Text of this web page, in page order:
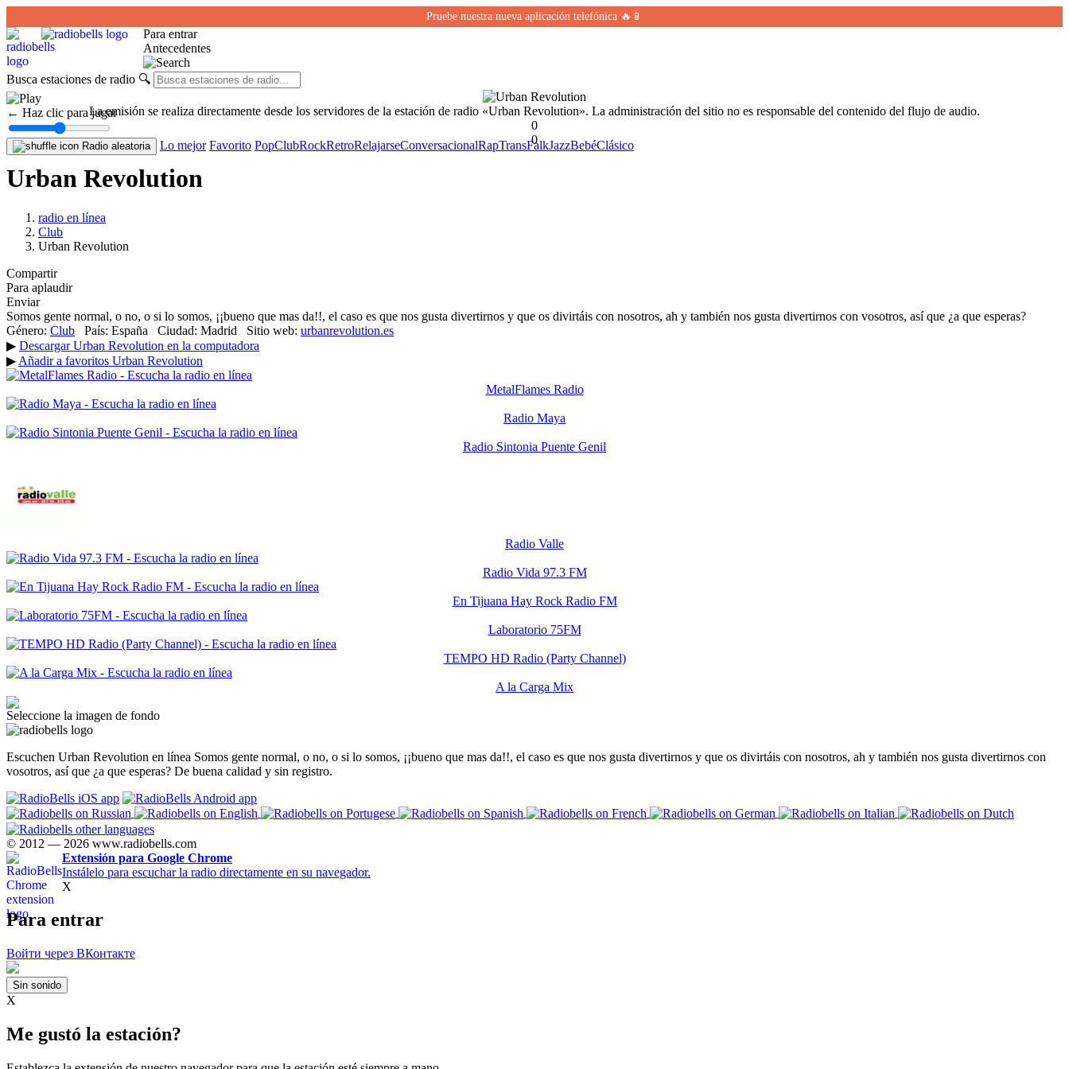
Pruebe nuestra nueva aplicación telefónica 🔥📱
Para entrar
Antecedentes
Busca estaciones de radio 🔍
← Haz clic para jugar
Radio aleatoria Lo mejor Favorito PopClubRockRetroRelajarseConversacionalRapTransFalkJazzBebéClásico
La emisión se realiza directamente desde los servidores de la estación de radio «Urban Revolution». La administración del sitio no es responsable del contenido del flujo de audio.
0
0
Urban Revolution
radio en línea
Club
Urban Revolution
Compartir
Para aplaudir
Enviar
Somos gente normal, o no, o si lo somos, ¡¡bueno que mas da!!, el caso es que nos gusta divertirnos y que os divirtáis con nosotros, ah y también nos gusta divertirnos con vosotros, así que ¿a que esperas?
Género: Club País: España Ciudad: Madrid Sitio web: urbanrevolution.es
▶ Descargar Urban Revolution en la computadora
▶ Añadir a favoritos Urban Revolution
MetalFlames Radio
Radio Maya
Radio Sintonia Puente Genil
Radio Valle
Radio Vida 97.3 FM
En Tijuana Hay Rock Radio FM
Laboratorio 75FM
TEMPO HD Radio (Party Channel)
A la Carga Mix
Seleccione la imagen de fondo
Escuchen Urban Revolution en línea Somos gente normal, o no, o si lo somos, ¡¡bueno que mas da!!, el caso es que nos gusta divertirnos y que os divirtáis con nosotros, ah y también nos gusta divertirnos con
vosotros, así que ¿a que esperas? De buena calidad y sin registro.
© 2012 — 2026 www.radiobells.com
Extensión para Google Chrome
Instálelo para escuchar la radio directamente en su navegador.
X
Para entrar
Войти через ВКонтакте
Sin sonido
X
Me gustó la estación?